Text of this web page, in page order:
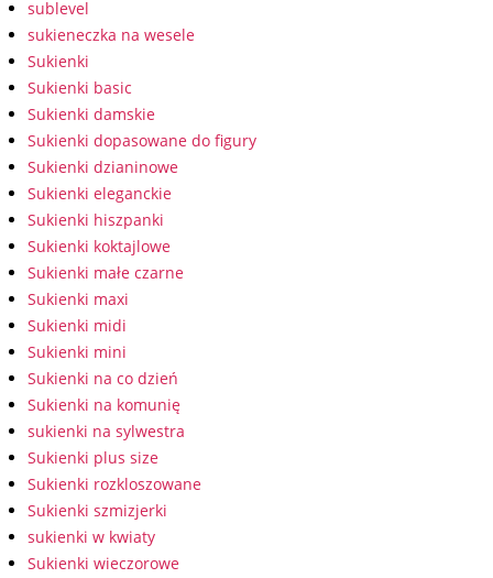
sublevel
sukieneczka na wesele
Sukienki
Sukienki basic
Sukienki damskie
Sukienki dopasowane do figury
Sukienki dzianinowe
Sukienki eleganckie
Sukienki hiszpanki
Sukienki koktajlowe
Sukienki małe czarne
Sukienki maxi
Sukienki midi
Sukienki mini
Sukienki na co dzień
Sukienki na komunię
sukienki na sylwestra
Sukienki plus size
Sukienki rozkloszowane
Sukienki szmizjerki
sukienki w kwiaty
Sukienki wieczorowe